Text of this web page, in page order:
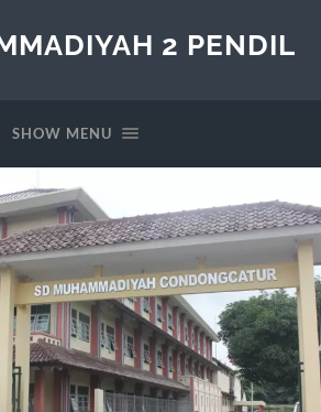
2 PENDIL
SHOW MENU